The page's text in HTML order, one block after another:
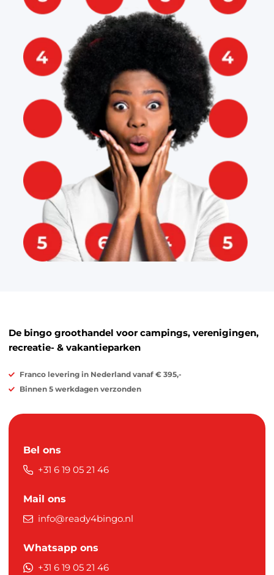
De bingo groothandel voor campings, verenigingen,
recreatie- & vakantieparken
Franco levering in Nederland vanaf € 395,-
Binnen 5 werkdagen verzonden
Bel ons
+31 6 19 05 21 46
Mail ons
info@ready4bingo.nl
Whatsapp ons
+31 6 19 05 21 46